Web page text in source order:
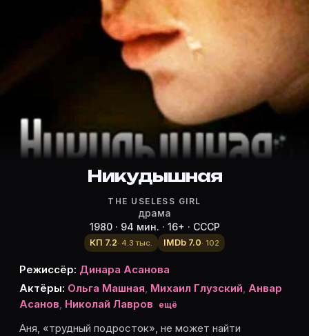
Режиссёр, актёры и роли
Режиссёр и актёры:
(режиссёр)
Михаил Глузский
— дед Мельников
Анвар Асанов — Витян
Николай Лавров — Валера
Тамара Смыслова — Лидуся Тихонова
— сестра Марины
Мария Виноградова — Тихонша
Валерий Матвеев — Гена Мельников
В. Викторов
Людмила Глазова — бабушка Ани
Александр Демьяненко — Виктор Тихонов
Андрей Краско — парень из компании
Никудышная
THE USELESS GIRL
драма
1980 · 94 мин. · 16+ · СССР
КП 7.2· 4.3 тыс. IMDb 7.0· 102
Режиссёр: Динара Асанова
Актёры: Ольга Машная, Михаил Глузский, Анвар
Асанов, Николай Лавров ещё
Аня, «трудный подросток», не может найти